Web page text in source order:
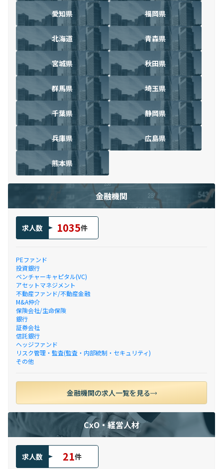
愛知県 福岡県
北海道 青森県
宮城県 秋田県
群馬県 埼玉県
千葉県 静岡県
兵庫県 広島県
熊本県
金融機関
求人数 1035件
PEファンド
投資銀行
ベンチャーキャピタル(VC)
アセットマネジメント
不動産ファンド/不動産金融
M&A仲介
保険会社/生命保険
銀行
証券会社
信託銀行
ヘッジファンド
リスク管理・監査(監査・内部統制・セキュリティ)
その他
金融機関の求人一覧を見る
CxO・経営人材
求人数 21件